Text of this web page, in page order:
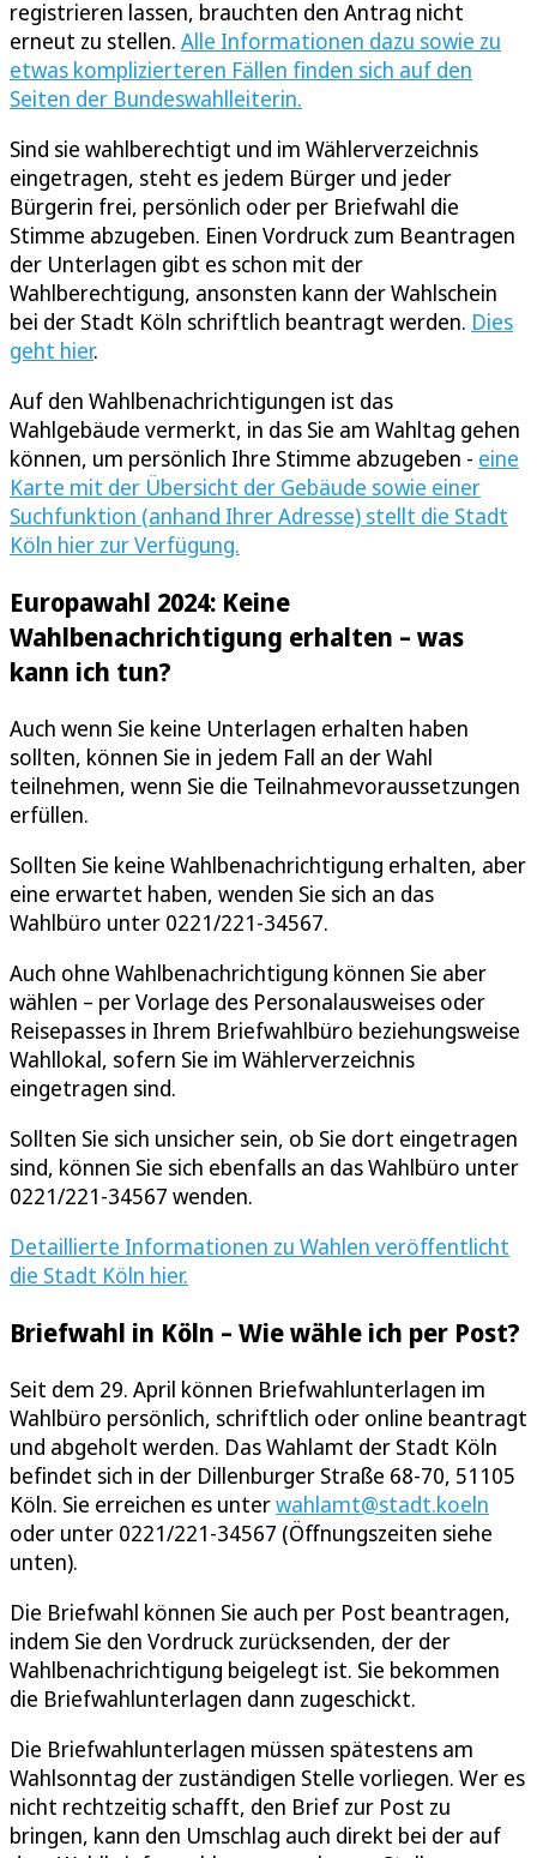
registrieren lassen, brauchten den Antrag nicht
erneut zu stellen. Alle Informationen dazu sowie zu
etwas komplizierteren Fällen finden sich auf den
Seiten der Bundeswahlleiterin.
Sind sie wahlberechtigt und im Wählerverzeichnis
eingetragen, steht es jedem Bürger und jeder
Bürgerin frei, persönlich oder per Briefwahl die
Stimme abzugeben. Einen Vordruck zum Beantragen
der Unterlagen gibt es schon mit der
Wahlberechtigung, ansonsten kann der Wahlschein
bei der Stadt Köln schriftlich beantragt werden. Dies
geht hier.
Auf den Wahlbenachrichtigungen ist das
Wahlgebäude vermerkt, in das Sie am Wahltag gehen
können, um persönlich Ihre Stimme abzugeben - eine
Karte mit der Übersicht der Gebäude sowie einer
Suchfunktion (anhand Ihrer Adresse) stellt die Stadt
Köln hier zur Verfügung.
Europawahl 2024: Keine
Wahlbenachrichtigung erhalten – was
kann ich tun?
Auch wenn Sie keine Unterlagen erhalten haben
sollten, können Sie in jedem Fall an der Wahl
teilnehmen, wenn Sie die Teilnahmevoraussetzungen
erfüllen.
Sollten Sie keine Wahlbenachrichtigung erhalten, aber
eine erwartet haben, wenden Sie sich an das
Wahlbüro unter 0221/221-34567.
Auch ohne Wahlbenachrichtigung können Sie aber
wählen – per Vorlage des Personalausweises oder
Reisepasses in Ihrem Briefwahlbüro beziehungsweise
Wahllokal, sofern Sie im Wählerverzeichnis
eingetragen sind.
Sollten Sie sich unsicher sein, ob Sie dort eingetragen
sind, können Sie sich ebenfalls an das Wahlbüro unter
0221/221-34567 wenden.
Detaillierte Informationen zu Wahlen veröffentlicht
die Stadt Köln hier.
Briefwahl in Köln – Wie wähle ich per Post?
Seit dem 29. April können Briefwahlunterlagen im
Wahlbüro persönlich, schriftlich oder online beantragt
und abgeholt werden. Das Wahlamt der Stadt Köln
befindet sich in der Dillenburger Straße 68-70, 51105
Köln. Sie erreichen es unterwahlamt@stadt.koeln
oder unter 0221/221-34567 (Öffnungszeiten siehe
unten).
Die Briefwahl können Sie auch per Post beantragen,
indem Sie den Vordruck zurücksenden, der der
Wahlbenachrichtigung beigelegt ist. Sie bekommen
die Briefwahlunterlagen dann zugeschickt.
Die Briefwahlunterlagen müssen spätestens am
Wahlsonntag der zuständigen Stelle vorliegen. Wer es
nicht rechtzeitig schafft, den Brief zur Post zu
bringen, kann den Umschlag auch direkt bei der auf